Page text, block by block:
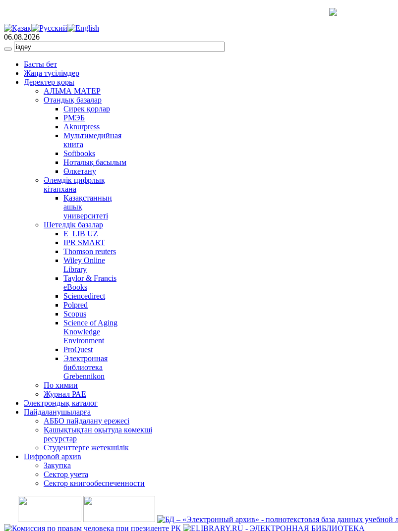
06.08.2026
Басты бет
Жаңа түсілімдер
Деректер қоры
АЛЬМА МАТЕР
Отандық базалар
Сирек қорлар
РМЭБ
Аknurpress
Мультимедийная
книга
Softbooks
Ноталық басылым
Өлкетану
Әлемдік цифрлық
кітапхана
Қазақстанның
ашық
университеті
Шетелдік базалар
E_LIB UZ
IPR SMART
Thomson reuters
Wiley Online
Library
Taylor & Francis
eBooks
Sciencedirect
Polpred
Scopus
Science of Aging
Knowledge
Environment
ProQuest
Электронная
библиотека
Grebennikon
По химии
Журнал РАЕ
Электрондық каталог
Пайдаланушыларға
АББО пайдалану ережесі
Қашықтықтан оқытуда көмекші
ресурстар
Студенттерге жетекшілік
Цифровой архив
Закупка
Сектор учета
Сектор книгообеспеченности